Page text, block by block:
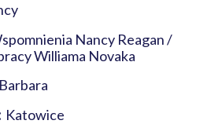
Nancy Reagan /
Williama Novaka
Katowice